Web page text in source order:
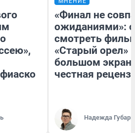
«Финал не
ожиданиями»:
смотреть
«Старый орел»
большом
честная
Надежда Губарь